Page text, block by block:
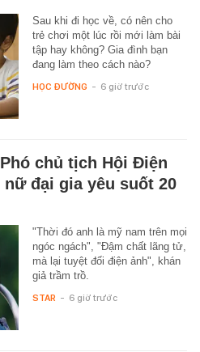
Sau khi đi học về, có nên cho
trẻ chơi một lúc rồi mới làm bài
tập hay không? Gia đình bạn
đang làm theo cách nào?
HỌC ĐƯỜNG - 6 giờ trước
chủ tịch Hội Điện
đại gia yêu suốt 20
"Thời đó anh là mỹ nam trên mọi
ngóc ngách", "Đậm chất lãng tử,
mà lại tuyệt đối điện ảnh", khán
giả trầm trồ.
STAR - 6 giờ trước